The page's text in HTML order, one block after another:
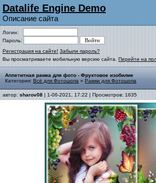
Datalife Engine Demo
Описание сайта
Логин:
Пароль:
Регистрация на сайте! Забыли пароль?
Вы просматриваете мобильную версию сайта. Перейти на
Аппетитная рамка для фото - Фруктовое изобилие
Категория: Всё для Фотошопа » Рамки для Фотошопа
автор: sharov08 | 1-06-2021, 17:22 | Просмотров: 1635